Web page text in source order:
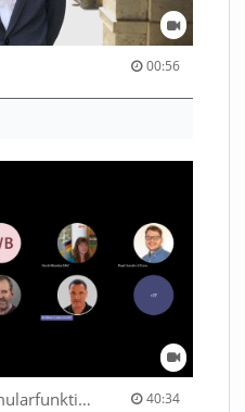
00:56
Webinar «EMS-Tool Formularfunktion» 40:34